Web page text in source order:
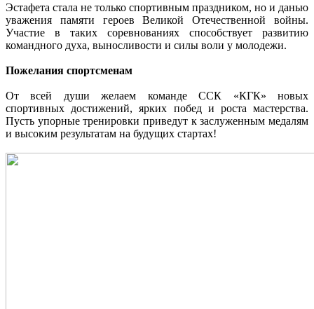
Эстафета стала не только спортивным праздником, но и данью
уважения памяти героев Великой Отечественной войны.
Участие в таких соревнованиях способствует развитию
командного духа, выносливости и силы воли у молодежи.
Пожелания спортсменам
От всей души желаем команде ССК «КГК» новых
спортивных достижений, ярких побед и роста мастерства.
Пусть упорные тренировки приведут к заслуженным медалям
и высоким результатам на будущих стартах!